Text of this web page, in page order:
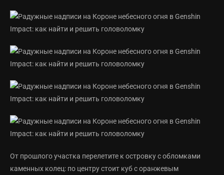
От прошлого участка перелетите к островку с обломками
каменных колец: по центру стоит куб с оранжевым